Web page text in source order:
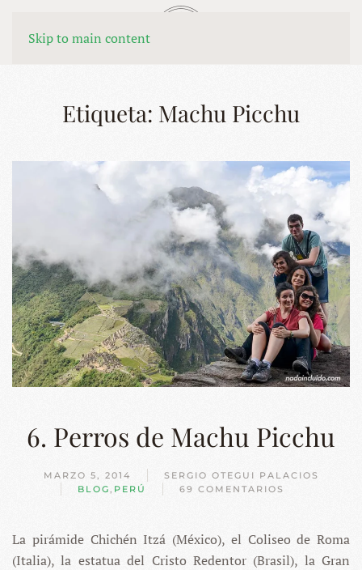
Skip to main content
MENÚ
Etiqueta: Machu Picchu
6. Perros de Machu Picchu
MARZO 5, 2014
SERGIO OTEGUI PALACIOS
BLOG , PERÚ 69 COMENTARIOS
EN
DE
MACHU
PICCHU
La pirámide Chichén Itzá (México), el Coliseo de Roma
(Italia), la estatua del Cristo Redentor (Brasil), la Gran